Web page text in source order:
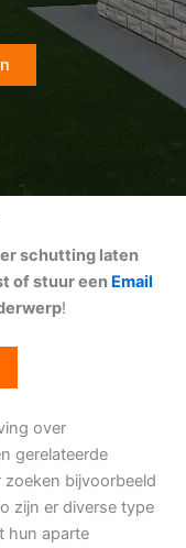
schutting laten
of stuur een Email
!
over
gerelateerde
bijvoorbeeld
zijn er diverse type
hun aparte